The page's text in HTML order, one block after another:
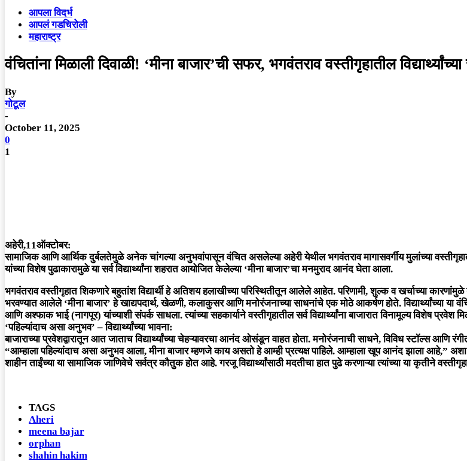
आपला विदर्भ
आपलं गडचिरोली
महाराष्ट्र
वंचितांना मिळाली दिवाळी! ‘मीना बाजार’ची सफर, भगवंतराव वस्तीगृहातील
By
गोटूल
-
October 11, 2025
0
1
अहेरी,11ऑक्टोबर:
सामाजिक आणि आर्थिक दुर्बलतेमुळे अनेक चांगल्या अनुभवांपासून वंचित असलेल्या अहेरी येथील भगवंतराव मागासवर्गीय मुलांच्या
यांच्या विशेष पुढाकारामुळे या सर्व विद्यार्थ्यांना शहरात आयोजित केलेल्या ‘मीना बाजार’चा मनमुराद आनंद घेता आला.
भगवंतराव वस्तीगृहात शिकणारे बहुतांश विद्यार्थी हे अतिशय हलाखीच्या परिस्थितीतून आलेले आहेत. परिणामी, शुल्क व खर्चाच्या
भरवण्यात आलेले ‘मीना बाजार’ हे खाद्यपदार्थ, खेळणी, कलाकुसर आणि मनोरंजनाच्या साधनांचे एक मोठे आकर्षण होते. विद्यार्थ्यांच्या
आणि अश्फाक भाई (नागपूर) यांच्याशी संपर्क साधला. त्यांच्या सहकार्याने वस्तीगृहातील सर्व विद्यार्थ्यांना बाजारात विनामूल्य विशेष प्रवेश
‘पहिल्यांदाच असा अनुभव’ – विद्यार्थ्यांच्या भावना:
बाजाराच्या प्रवेशद्वारातून आत जाताच विद्यार्थ्यांच्या चेहऱ्यावरचा आनंद ओसंडून वाहत होता. मनोरंजनाची साधने, विविध स्टॉल्स आणि
“आम्हाला पहिल्यांदाच असा अनुभव आला, मीना बाजार म्हणजे काय असतो हे आम्ही प्रत्यक्ष पाहिले. आम्हाला खूप आनंद झाला आहे,” अशा
शाहीन ताईंच्या या सामाजिक जाणिवेचे सर्वत्र कौतुक होत आहे. गरजू विद्यार्थ्यांसाठी मदतीचा हात पुढे करणाऱ्या त्यांच्या या कृतीने
TAGS
Aheri
meena bajar
orphan
shahin hakim